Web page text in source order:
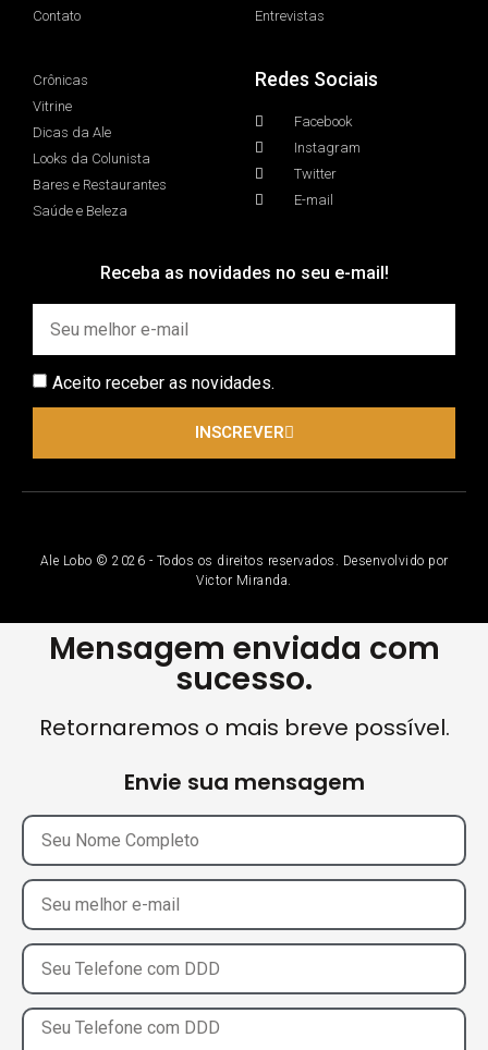
Contato
Entrevistas
Crônicas
Vitrine
Dicas da Ale
Looks da Colunista
Bares e Restaurantes
Saúde e Beleza
Redes Sociais
Facebook
Instagram
Twitter
E-mail
Receba as novidades no seu e-mail!
Aceito receber as novidades.
INSCREVER
Ale Lobo © 2026 - Todos os direitos reservados. Desenvolvido por
Victor Miranda.
Mensagem enviada com
sucesso.
Retornaremos o mais breve possível.
Envie sua mensagem